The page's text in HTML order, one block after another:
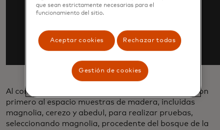
Al comienzo del proyecto, los investigadores enviaron
primero al espacio muestras de madera, incluidas
magnolia, cerezo y abedul, para realizar pruebas,
seleccionando magnolia, procedente del bosque de la
que sean estrictamente necesarias para el
funcionamiento del sitio.
Aceptar cookies Rechazar todas
Gestión de cookies